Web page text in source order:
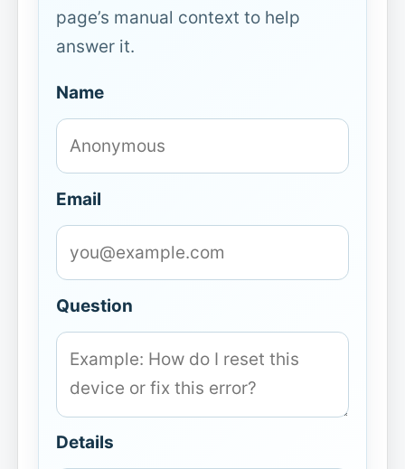
page’s manual context to help
answer it.
Name
Email
Question
Details